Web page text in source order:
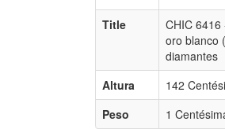
Title
CHIC
oro blanco
diamantes
Altura
142
Peso
1